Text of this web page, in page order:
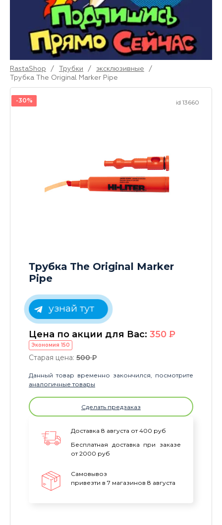
RastaShop / Трубки / эксклюзивные
/
Трубка The Original Marker Pipe
id 13660
-30%
Трубка The Original Marker
Pipe
узнай тут
Цена по акции для Вас: 350 P
Экономия 150
Старая цена: 500P
Данный товар временно закончился, посмотрите
аналогичные товары
Сделать предзаказ
Доставка 8 августа от 400 руб
Бесплатная доставка при заказе
от 2000 руб
Самовывоз
привезти в 7 магазинов 8 августа